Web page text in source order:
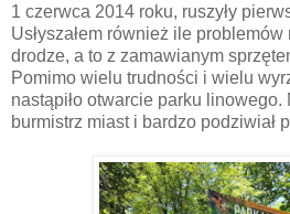
1 czerwca 2014 roku, ruszyły
Usłyszałem również ile
drodze, a to z zamawianym
Pomimo wielu trudności i wielu
nastąpiło otwarcie parku linowego.
burmistrz miast i bardzo podziwiał